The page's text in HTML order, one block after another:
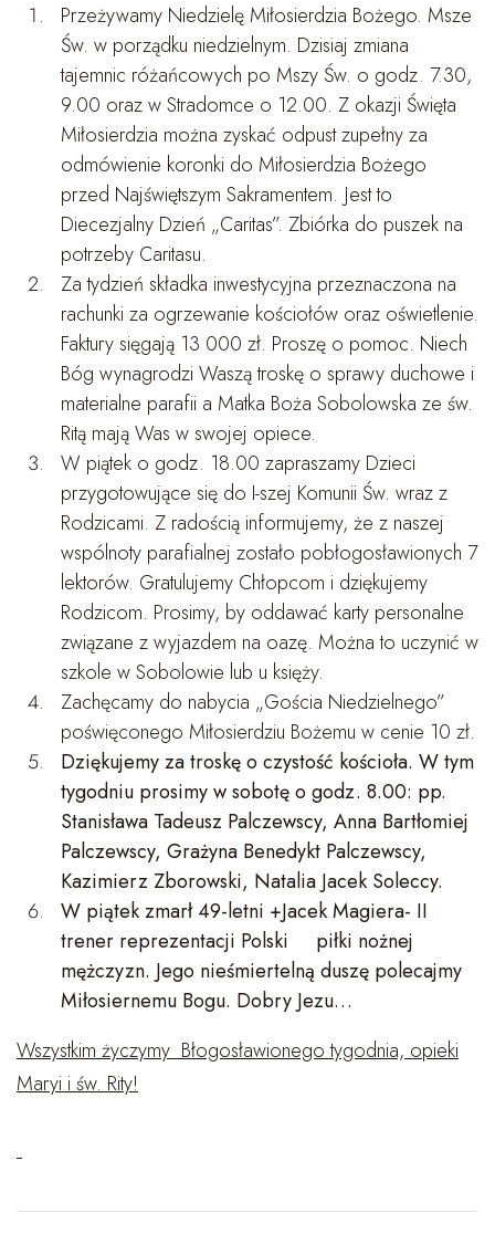
Przeżywamy Niedzielę Miłosierdzia Bożego. Msze
Św. w porządku niedzielnym. Dzisiaj zmiana
tajemnic różańcowych po Mszy Św. o godz. 7.30,
9.00 oraz w Stradomce o 12.00. Z okazji Święta
Miłosierdzia można zyskać odpust zupełny za
odmówienie koronki do Miłosierdzia Bożego
przed Najświętszym Sakramentem. Jest to
Diecezjalny Dzień „Caritas”. Zbiórka do puszek na
potrzeby Caritasu.
Za tydzień składka inwestycyjna przeznaczona na
rachunki za ogrzewanie kościołów oraz oświetlenie.
Faktury sięgają 13 000 zł. Proszę o pomoc. Niech
Bóg wynagrodzi Waszą troskę o sprawy duchowe i
materialne parafii a Matka Boża Sobolowska ze św.
Ritą mają Was w swojej opiece.
W piątek o godz. 18.00 zapraszamy Dzieci
przygotowujące się do I-szej Komunii Św. wraz z
Rodzicami. Z radością informujemy, że z naszej
wspólnoty parafialnej zostało pobłogosławionych 7
lektorów. Gratulujemy Chłopcom i dziękujemy
Rodzicom. Prosimy, by oddawać karty personalne
związane z wyjazdem na oazę. Można to uczynić w
szkole w Sobolowie lub u księży.
Zachęcamy do nabycia „Gościa Niedzielnego”
poświęconego Miłosierdziu Bożemu w cenie 10 zł.
Dziękujemy za troskę o czystość kościoła. W tym
tygodniu prosimy w sobotę o godz. 8.00: pp.
Stanisława Tadeusz Palczewscy, Anna Bartłomiej
Palczewscy, Grażyna Benedykt Palczewscy,
Kazimierz Zborowski, Natalia Jacek Soleccy.
W piątek zmarł 49-letni +Jacek Magiera- II
trener reprezentacji Polski piłki nożnej
mężczyzn. Jego nieśmiertelną duszę polecajmy
Miłosiernemu Bogu. Dobry Jezu…
Wszystkim życzymy Błogosławionego tygodnia, opieki
Maryi i św. Rity!